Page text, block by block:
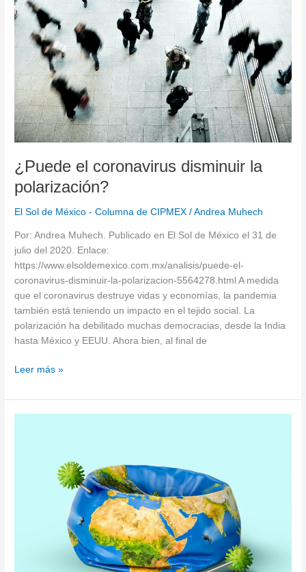
¿Puede el coronavirus disminuir la
polarización?
El Sol de México - Columna de CIPMEX /Andrea Muhech
Por: Andrea Muhech. Publicado en El Sol de México el 31 de
julio del 2020. Enlace:
https://www.elsoldemexico.com.mx/analisis/puede-el-
coronavirus-disminuir-la-polarizacion-5564278.html A medida
que el coronavirus destruye vidas y economías, la pandemia
también está teniendo un impacto en el tejido social. La
polarización ha debilitado muchas democracias, desde la India
hasta México y EEUU. Ahora bien, al final de
disminuir
la
polarización?
Leer más »
polarización?